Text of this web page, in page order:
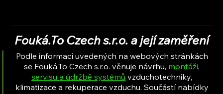
Fouká.To Czech s.r.o. a její zaměření
Podle informací uvedených na webových stránkách
se Fouká.To Czech s.r.o. věnuje návrhu, montáži,
servisu a údržbě systémů vzduchotechniky,
klimatizace a rekuperace vzduchu. Součástí nabídky